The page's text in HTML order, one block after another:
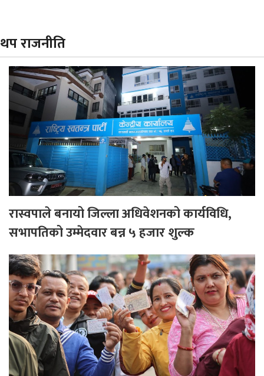
थप राजनीति
रास्वपाले बनायो जिल्ला अधिवेशनको कार्यविधि,
सभापतिको उम्मेदवार बन्न ५ हजार शुल्क